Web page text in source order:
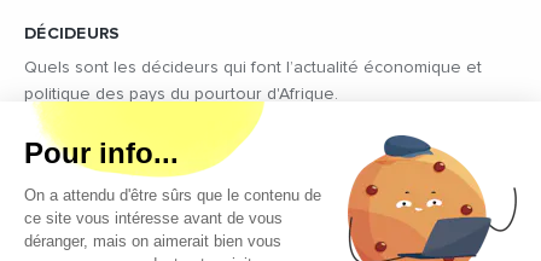
DÉCIDEURS
Quels sont les décideurs qui font l’actualité économique et
politique des pays du pourtour d'Afrique.